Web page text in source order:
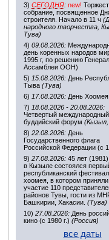
3) СЕГОДНЯ: new!
собрание, посвященное
строителя. Начало в 11 ч
народного творчества,
Тува)
4) 09.08.2026:
день коренных народов
1995 г, по решению
Ассамблеи ООН)
5) 15.08.2026: День
Тыва (Тува)
6) 17.08.2026: День Хоомея
7) 18.08.2026 - 20.08.2026:
Четвертый международный
буддийский форум (Кызыл,
8) 22.08.2026: День
Государственного флага
Российской Федерации (с
9) 27.08.2026: 45 лет
в Кызыле состоялся
республиканский
хоомея, в котором приняли
участие 110
районов Тувы, гости из
Башкирии, Хакасии. (Тува)
10) 27.08.2026: День
кино (с 1980 г.) (Россия)
все даты